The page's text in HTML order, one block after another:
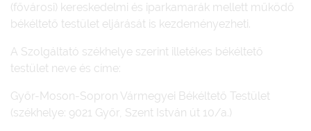
(fővárosi) kereskedelmi és iparkamarák mellett működő
békéltető testület eljárását is kezdeményezheti.
A Szolgáltató székhelye szerint illetékes békéltető
testület neve és címe:
Győr-Moson-Sopron Vármegyei Békéltető Testület
(székhelye: 9021 Győr, Szent István út 10/a.)